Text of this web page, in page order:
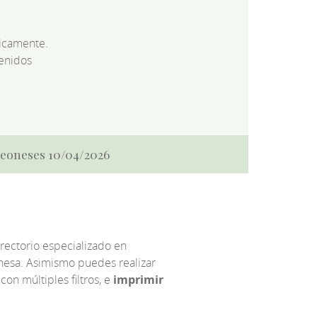
10/04/2026
especializado en
Asimismo puedes realizar
múltiples filtros, e imprimir